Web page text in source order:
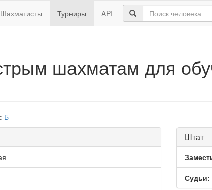
Шахматисты Турниры API
шахматам для
Б
Штат
Судьи: